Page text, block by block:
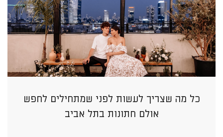
כל מה שצריך לעשות לפני שמתחילים לחפש
אולם חתונות בתל אביב